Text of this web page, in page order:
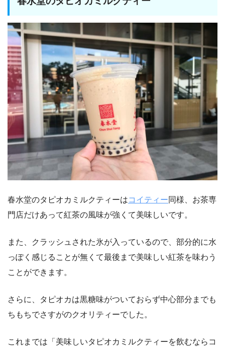
春水堂のタピオカミルクティーはコイティー同様、お茶専
門店だけあって紅茶の風味が強くて美味しいです。
また、クラッシュされた氷が入っているので、部分的に水
っぽく感じることが無くて最後まで美味しい紅茶を味わう
ことができます。
さらに、タピオカは黒糖味がついておらず中心部分までも
ちもちでさすがのクオリティーでした。
これまでは「美味しいタピオカミルクティーを飲むならコ